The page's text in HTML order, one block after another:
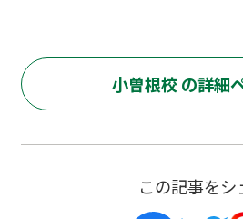
小曽根校 の詳細
この記事をシ